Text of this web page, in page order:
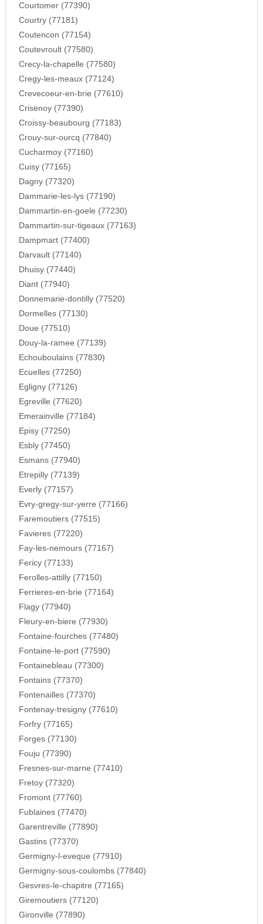
Courtomer (77390)
Courtry (77181)
Coutencon (77154)
Coutevroult (77580)
Crecy-la-chapelle (77580)
Cregy-les-meaux (77124)
Crevecoeur-en-brie (77610)
Crisenoy (77390)
Croissy-beaubourg (77183)
Crouy-sur-ourcq (77840)
Cucharmoy (77160)
Cuisy (77165)
Dagny (77320)
Dammarie-les-lys (77190)
Dammartin-en-goele (77230)
Dammartin-sur-tigeaux (77163)
Dampmart (77400)
Darvault (77140)
Dhuisy (77440)
Diant (77940)
Donnemarie-dontilly (77520)
Dormelles (77130)
Doue (77510)
Douy-la-ramee (77139)
Echouboulains (77830)
Ecuelles (77250)
Egligny (77126)
Egreville (77620)
Emerainville (77184)
Episy (77250)
Esbly (77450)
Esmans (77940)
Etrepilly (77139)
Everly (77157)
Evry-gregy-sur-yerre (77166)
Faremoutiers (77515)
Favieres (77220)
Fay-les-nemours (77167)
Fericy (77133)
Ferolles-attilly (77150)
Ferrieres-en-brie (77164)
Flagy (77940)
Fleury-en-biere (77930)
Fontaine-fourches (77480)
Fontaine-le-port (77590)
Fontainebleau (77300)
Fontains (77370)
Fontenailles (77370)
Fontenay-tresigny (77610)
Forfry (77165)
Forges (77130)
Fouju (77390)
Fresnes-sur-marne (77410)
Fretoy (77320)
Fromont (77760)
Fublaines (77470)
Garentreville (77890)
Gastins (77370)
Germigny-l-eveque (77910)
Germigny-sous-coulombs (77840)
Gesvres-le-chapitre (77165)
Giremoutiers (77120)
Gironville (77890)